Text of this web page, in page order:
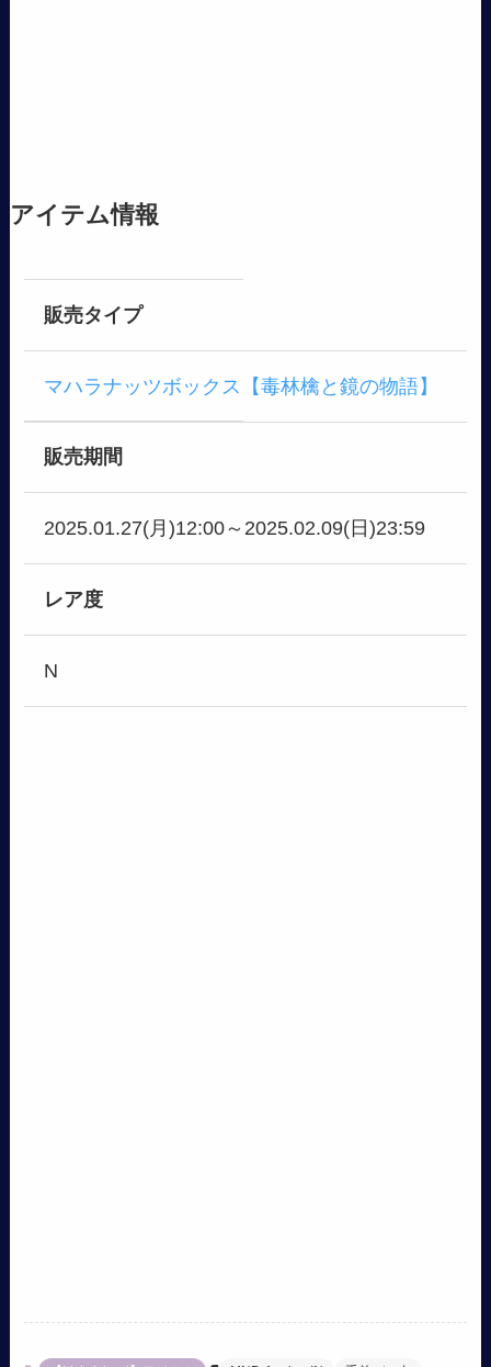
アイテム情報
販売タイプ
マハラナッツボックス【毒林檎と鏡の物語】
販売期間
2025.01.27(月)12:00～2025.02.09(日)23:59
レア度
N